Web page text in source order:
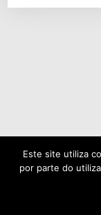
© 2022
Este site utiliza
por parte do